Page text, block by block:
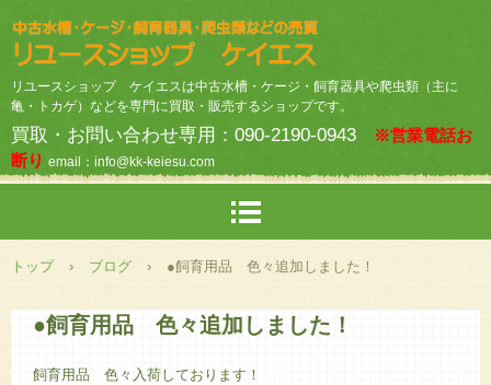
リユースショップ ケイエスは中古水槽・ケージ・飼育器具や爬虫類（主に
亀・トカゲ）などを専門に買取・販売するショップです。
買取・お問い合わせ専用：090-2190-0943
※営業電話お
断り email：info@kk-keiesu.com
トップ › ブログ › ●飼育用品 色々追加しました！
●飼育用品 色々追加しました！
飼育用品 色々入荷しております！